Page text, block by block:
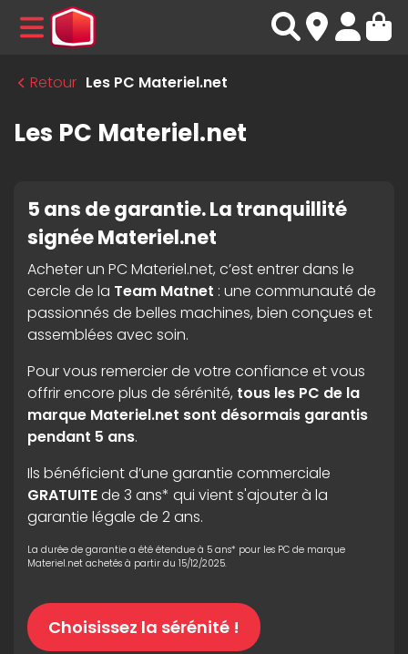
Retour Les PC Materiel.net
Les PC Materiel.net
5 ans de garantie. La tranquillité
signée Materiel.net
Acheter un PC Materiel.net, c’est entrer dans le
cercle de la Team Matnet : une communauté de
passionnés de belles machines, bien conçues et
assemblées avec soin.
Pour vous remercier de votre confiance et vous
offrir encore plus de sérénité, tous les PC de la
marque Materiel.net sont désormais garantis
pendant 5 ans.
Ils bénéficient d’une garantie commerciale
GRATUITEde 3 ans* qui vient s'ajouter à la
garantie légale de 2 ans.
La durée de garantie a été étendue à 5 ans* pour les PC de marque
Materiel.net achetés à partir du 15/12/2025.
Choisissez la sérénité !